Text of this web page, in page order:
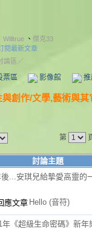
Willtrue 、 傑克33
閱最新文章
論區／
票區 影像館
與創作/文學,藝術與其
第
討論主題
後...安琪兒給摯愛高靈的
Hello (音符)
年《超級生命密碼》新年